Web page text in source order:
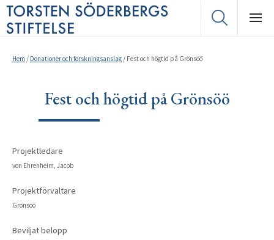
Hem / Donationer och forskningsanslag / Fest och högtid på Grönsöö
Fest och högtid på Grönsöö
Projektledare
von Ehrenheim, Jacob
Projektförvaltare
Grönsöö
Beviljat belopp